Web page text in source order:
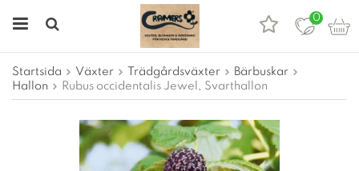
0
Startsida Växter Trädgårdsväxter
Bärbuskar
Hallon
Rubus occidentalis Jewel, Svarthallon